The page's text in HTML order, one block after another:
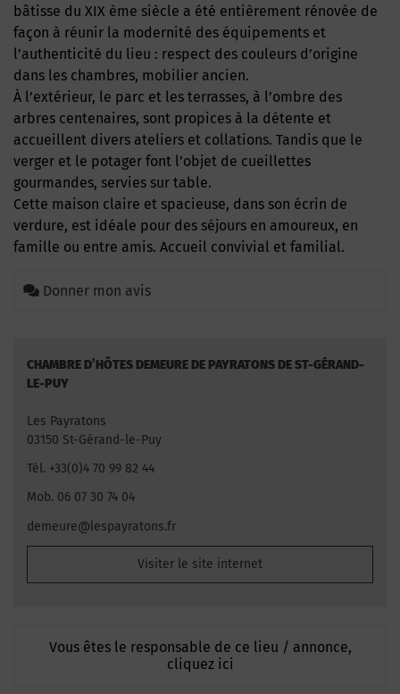
bâtisse du XIX ème siècle a été entièrement rénovée de
façon à réunir la modernité des équipements et
l’authenticité du lieu : respect des couleurs d’origine
dans les chambres, mobilier ancien.
À l’extérieur, le parc et les terrasses, à l’ombre des
arbres centenaires, sont propices à la détente et
accueillent divers ateliers et collations. Tandis que le
verger et le potager font l’objet de cueillettes
gourmandes, servies sur table.
Cette maison claire et spacieuse, dans son écrin de
verdure, est idéale pour des séjours en amoureux, en
famille ou entre amis. Accueil convivial et familial.
Donner mon avis
CHAMBRE D’HÔTES DEMEURE DE PAYRATONS DE ST-GÉRAND-
LE-PUY
Les Payratons
03150 St-Gérand-le-Puy
Tél. +33(0)4 70 99 82 44
Mob. 06 07 30 74 04
demeure@lespayratons.fr
Visiter le site internet
Vous êtes le responsable de ce lieu / annonce,
cliquez ici